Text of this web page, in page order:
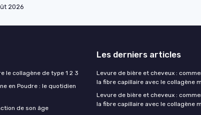
2026
le collagène de type 1 2 3
en Poudre : le quotidien
de son âge
Les derniers articles
Levure de bière et cheveux :
la fibre capillaire avec le collagène
Levure de bière et cheveux :
la fibre capillaire avec le collagène